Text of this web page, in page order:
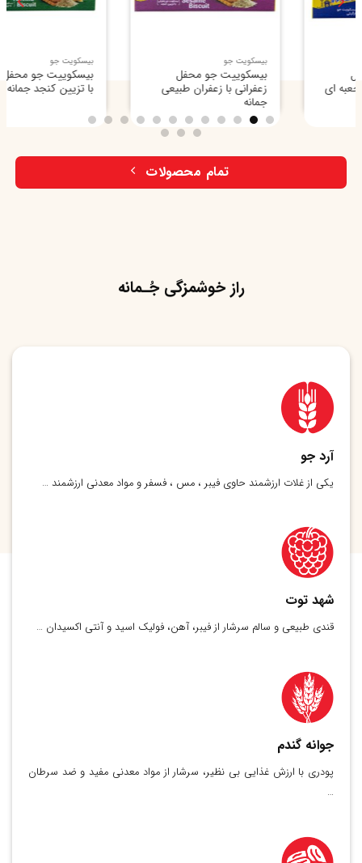
بیسکوییت جو محفل
زعفرانی با زعفران طبیعی
بیسکوییت جو محفل وانیلی
با تزیین کنجد جمانه
تمام محصولات
راز خوشمزگی جُـمانه
آرد جو
یکی از غلات ارزشمند حاوی فیبر ، مس ، فسفر و مواد معدنی ارزشمند …
شهد توت
قندی طبیعی و سالم سرشار از فیبر، آهن، فولیک اسید و آنتی اکسیدان …
جوانه گندم
پودری با ارزش غذایی بی نظیر، سرشار از مواد معدنی مفید و ضد سرطان
…